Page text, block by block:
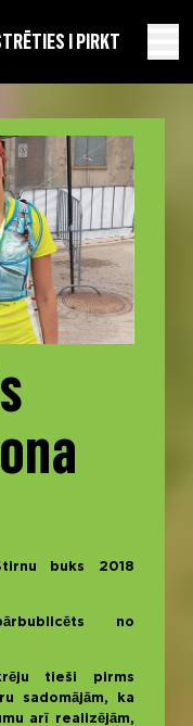
I PIRKT
buks 2018
no
tieši pirms
sadomājām, ka
arī realizējām,